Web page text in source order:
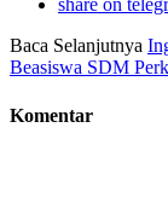
share on
Baca Selanjutnya
Beasiswa SDM
Komentar